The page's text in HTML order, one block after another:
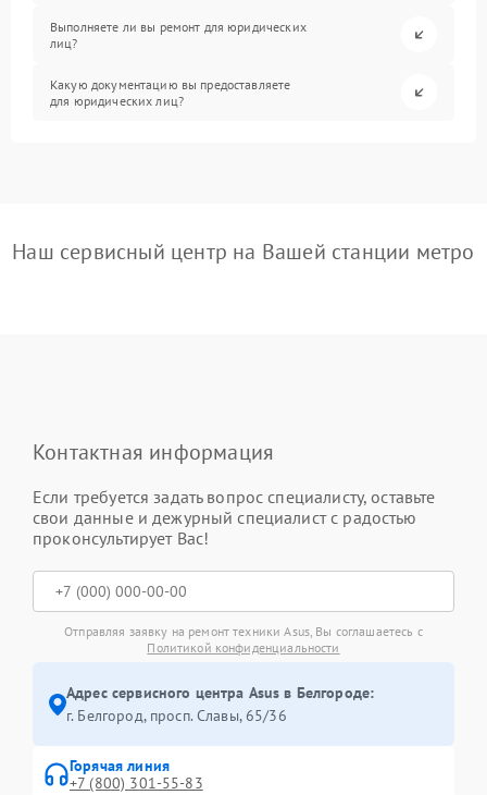
Выполняете ли вы ремонт для юридических
лиц?
Какую документацию вы предоставляете
для юридических лиц?
Наш сервисный центр на Вашей станции метро
Контактная информация
Если требуется задать вопрос специалисту, оставьте
свои данные и дежурный специалист с радостью
проконсультирует Вас!
Отправляя заявку на ремонт техники Asus, Вы соглашаетесь с
Политикой конфиденциальности
Адрес сервисного центра Asus в Белгороде:
г. Белгород, просп. Славы, 65/36
Горячая линия
+7 (800) 301-55-83